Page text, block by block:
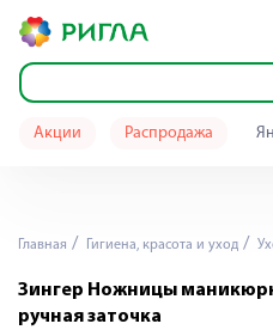
Акции Распродажа
Главная Гигиена, красота и уход
Зингер Ножницы
ручная заточка